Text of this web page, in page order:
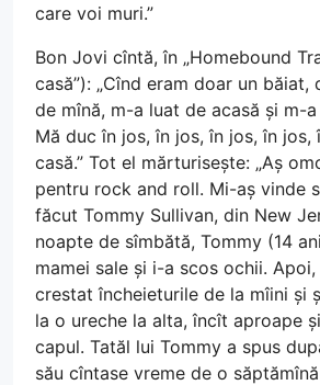
care voi muri.”
Bon Jovi cîntă, în „Homebound
casă”): „Cînd eram doar un
de mînă, m-a luat de acasă și m-
Mă duc în jos, în jos, în jos, în jos,
casă.” Tot el mărturisește: „Aș
pentru rock and roll. Mi-aș vinde
făcut Tommy Sullivan, din New
noapte de sîmbătă, Tommy (14
mamei sale și i-a scos ochii.
crestat încheieturile de la mîini și
la o ureche la alta, încît aproape
capul. Tatăl lui Tommy a spus
său cîntase vreme de o